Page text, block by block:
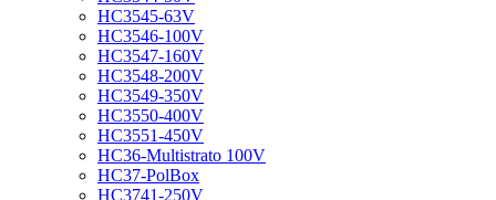
HC3545-63V
HC3546-100V
HC3547-160V
HC3548-200V
HC3549-350V
HC3550-400V
HC3551-450V
HC36-Multistrato 100V
HC37-PolBox
HC3741-250V